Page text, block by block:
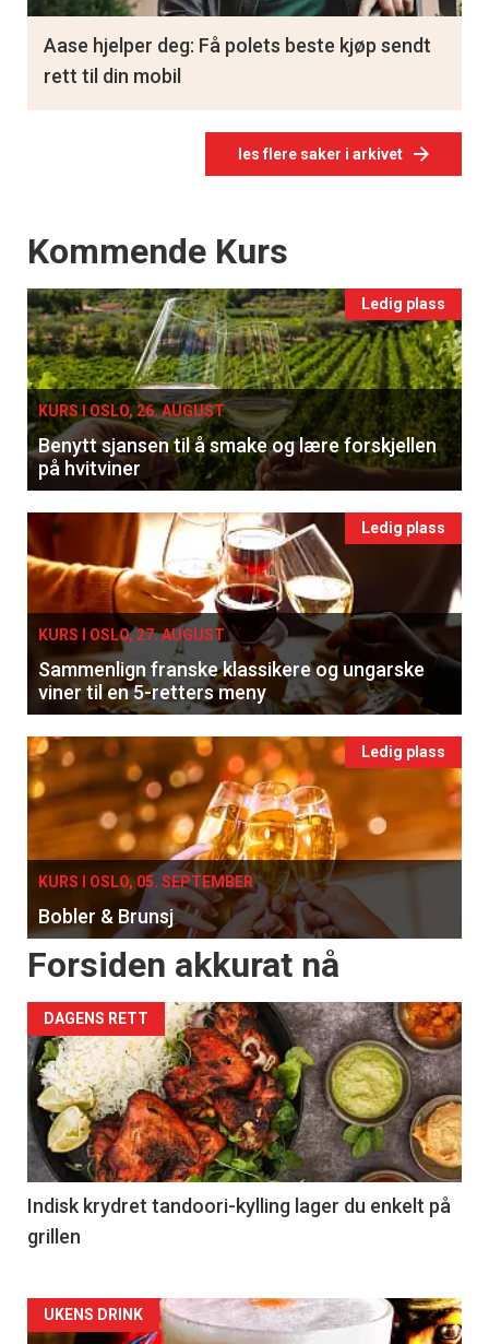
les flere saker i arkivet
Aase hjelper deg: Få polets beste kjøp sendt
rett til din mobil
Events
Kommende Kurs
Ledig plass
KURS I OSLO, 26. AUGUST
Benytt sjansen til å smake og lære forskjellen
på hvitviner
Ledig plass
KURS I OSLO, 27. AUGUST
Sammenlign franske klassikere og ungarske
viner til en 5-retters meny
Ledig plass
KURS I OSLO, 05. SEPTEMBER
Bobler & Brunsj
Forsiden akkurat nå
DAGENS RETT
Indisk krydret tandoori-kylling lager du enkelt på
grillen
Forsiden
UKENS DRINK